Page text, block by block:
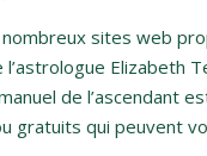
sites web
Elizabeth
de l’ascendant
gratuits qui peuvent